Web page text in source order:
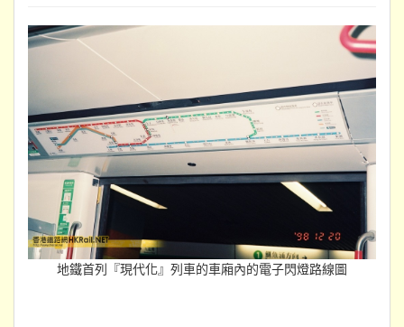
地鐵首列『現代化』列車的車廂內的電子閃燈路線圖